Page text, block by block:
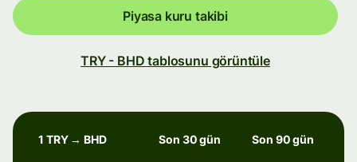
Piyasa kuru takibi
TRY - BHD tablosunu görüntüle
1 TRY → BHD Son 30 gün Son 90 gün